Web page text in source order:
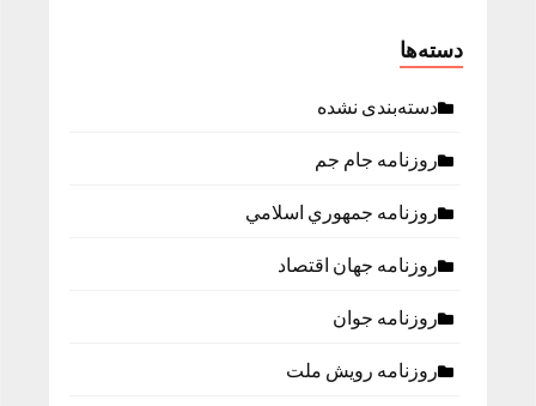
دسته‌ها
دسته‌بندی نشده
روزنامه جام جم
روزنامه جمهوري اسلامي
روزنامه جهان اقتصاد
روزنامه جوان
روزنامه رویش ملت